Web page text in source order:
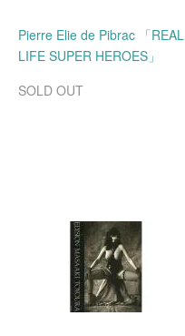
Pierre Elie de Pibrac 「REAL
LIFE SUPER HEROES」
SOLD OUT